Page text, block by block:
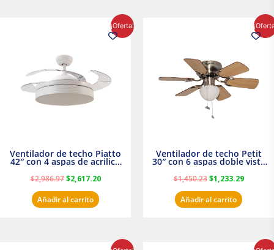
¡Oferta!
Ventilador de techo Piatto
42″ con 4 aspas de acrilico
transparente
$2,986.97
$2,986.97.
$2,617.20
precio
actual
Añadir al carrito
Ventilador de techo Petit
30″ con 6 aspas doble vista
Satinado Masterfan
$1,450.23
$1,450.23.
$1,233.29
precio
actual
Añadir al carrito